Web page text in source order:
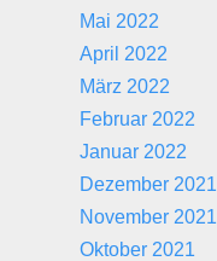
Mai 2022
April 2022
März 2022
Februar 2022
Januar 2022
Dezember 2021
November 2021
Oktober 2021